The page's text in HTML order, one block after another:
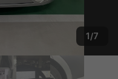
1/7